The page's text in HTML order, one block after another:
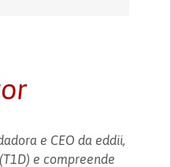
e CEO da eddii,
e compreende